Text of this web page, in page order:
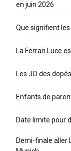
en juin 2026
Que signifient
La Ferrari Luce
Les JO des
Enfants de
Date limite pour
Demi-finale aller